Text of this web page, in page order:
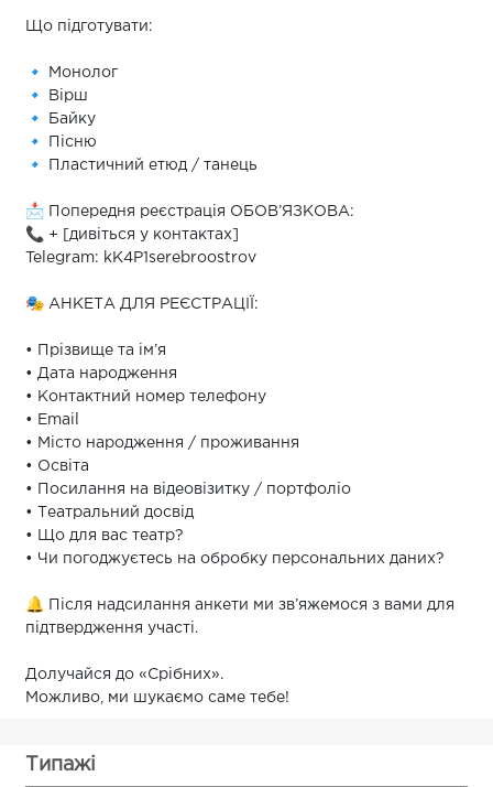
Що підготувати:
🔹 Монолог
🔹 Вірш
🔹 Байку
🔹 Пісню
🔹 Пластичний етюд / танець
📩 Попередня реєстрація ОБОВ’ЯЗКОВА:
📞 + [дивіться у контактах]
Telegram: kK4P1serebroostrov
🎭 АНКЕТА ДЛЯ РЕЄСТРАЦІЇ:
• Прізвище та ім’я
• Дата народження
• Контактний номер телефону
• Email
• Місто народження / проживання
• Освіта
• Посилання на відеовізитку / портфоліо
• Театральний досвід
• Що для вас театр?
• Чи погоджуєтесь на обробку персональних даних?
🔔 Після надсилання анкети ми зв’яжемося з вами для
підтвердження участі.
Долучайся до «Срібних».
Можливо, ми шукаємо саме тебе!
Типажі